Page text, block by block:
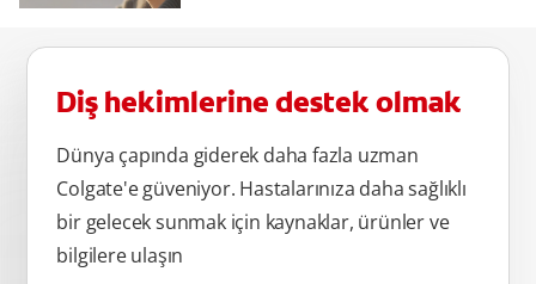
Diş hekimlerine destek olmak
Dünya çapında giderek daha fazla uzman
Colgate'e güveniyor. Hastalarınıza daha sağlıklı
bir gelecek sunmak için kaynaklar, ürünler ve
bilgilere ulaşın